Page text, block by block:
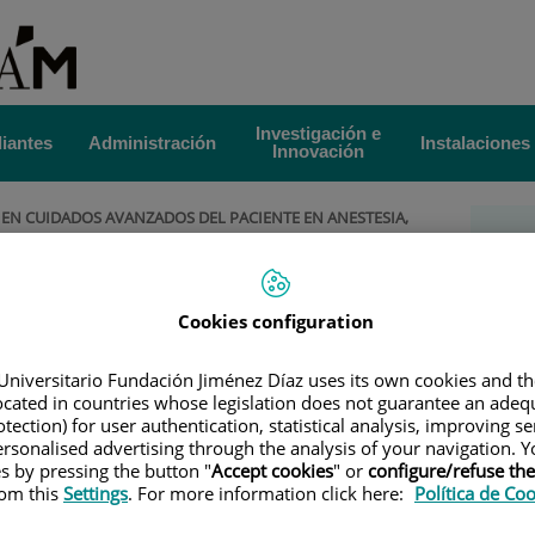
Administración
Investigación e
Innovación
Instalaciones
CUIDADOS AVANZADOS DEL PACIENTE EN ANESTESIA,
Directores
Cookies configuration
Fundación Jiménez Díaz uses its own cookies and
in countries whose legislation does not guarantee an
for user authentication, statistical analysis, improving
advertising through the analysis of your navigation.
by pressing the button "Accept cookies" or configure/refuse
thisSettings. For more information click here: Política de